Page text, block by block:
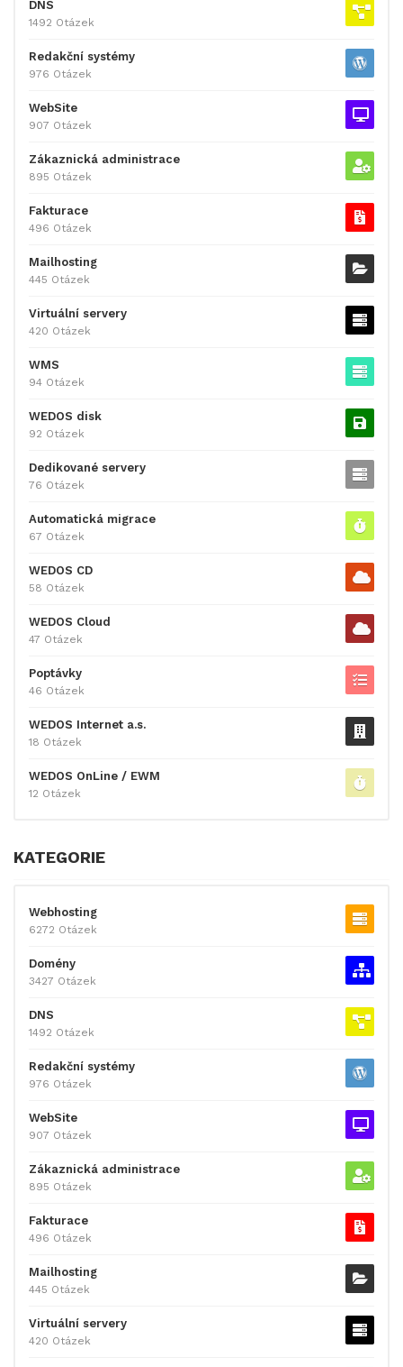
DNS
1492 Otázek
Redakční systémy
976 Otázek
WebSite
907 Otázek
Zákaznická administrace
895 Otázek
Fakturace
496 Otázek
Mailhosting
445 Otázek
Virtuální servery
420 Otázek
WMS
94 Otázek
WEDOS disk
92 Otázek
Dedikované servery
76 Otázek
Automatická migrace
67 Otázek
WEDOS CD
58 Otázek
WEDOS Cloud
47 Otázek
Poptávky
46 Otázek
WEDOS Internet a.s.
18 Otázek
WEDOS OnLine / EWM
12 Otázek
KATEGORIE
Webhosting
6272 Otázek
Domény
3427 Otázek
DNS
1492 Otázek
Redakční systémy
976 Otázek
WebSite
907 Otázek
Zákaznická administrace
895 Otázek
Fakturace
496 Otázek
Mailhosting
445 Otázek
Virtuální servery
420 Otázek